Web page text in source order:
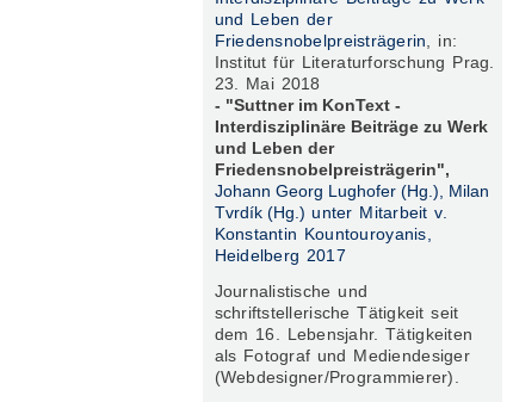
und Leben der
Friedensnobelpreisträgerin, in:
Institut für Literaturforschung Prag.
23. Mai 2018
- "Suttner im KonText -
Interdisziplinäre Beiträge zu Werk
und Leben der
Friedensnobelpreisträgerin",
Johann Georg Lughofer (Hg.), Milan
Tvrdík (Hg.) unter Mitarbeit v.
Konstantin Kountouroyanis,
Heidelberg 2017
Journalistische und
schriftstellerische Tätigkeit seit
dem 16. Lebensjahr. Tätigkeiten
als Fotograf und Mediendesiger
(Webdesigner/Programmierer).